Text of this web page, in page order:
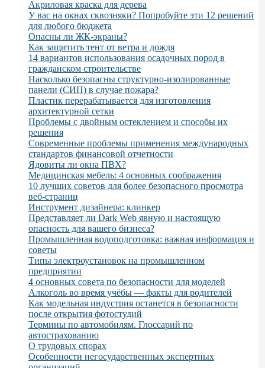
Акриловая краска для дерева
У вас на окнах сквозняки? Попробуйте эти 12 решений
для любого бюджета
Опасны ли ЖК-экраны?
Как защитить тент от ветра и дождя
14 вариантов использования осадочных пород в
гражданском строительстве
Насколько безопасны структурно-изолированные
панели (СИП) в случае пожара?
Пластик перерабатывается для изготовления
архитектурной сетки
Проблемы с двойным остеклением и способы их
решения
Современные проблемы применения международных
стандартов финансовой отчетности
Ядовиты ли окна ПВХ?
Медицинская мебель: 4 основных соображения
10 лучших советов для более безопасного просмотра
веб-страниц
Инструмент дизайнера: клинкер
Представляет ли Dark Web явную и настоящую
опасность для вашего бизнеса?
Промышленная водоподготовка: важная информация и
советы
Типы электроустановок на промышленном
предприятии
4 основных совета по безопасности для моделей
Алкоголь во время учёбы — факты для родителей
Как модельная индустрия останется в безопасности
после открытия фотостудий
Термины по автомобилям. Глоссарий по
автострахованию
О трудовых спорах
Особенности негосударственных экспертных